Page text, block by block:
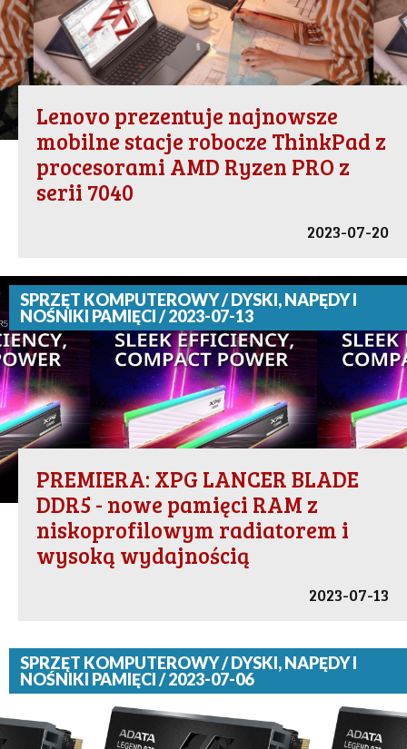
Lenovo prezentuje najnowsze
mobilne stacje robocze ThinkPad z
procesorami AMD Ryzen PRO z
serii 7040
2023-07-20
SPRZĘT KOMPUTEROWY / DYSKI, NAPĘDY I
NOŚNIKI PAMIĘCI / 2023-07-13
PREMIERA: XPG LANCER BLADE
DDR5 - nowe pamięci RAM z
niskoprofilowym radiatorem i
wysoką wydajnością
2023-07-13
SPRZĘT KOMPUTEROWY / DYSKI, NAPĘDY I
NOŚNIKI PAMIĘCI / 2023-07-06